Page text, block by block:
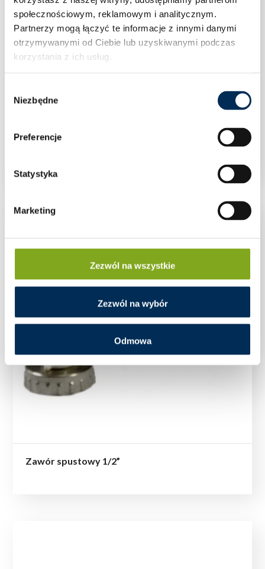
społecznościowym, reklamowym i analitycznym.
Partnerzy mogą łączyć te informacje z innymi danymi
otrzymywanymi od Ciebie lub uzyskiwanymi podczas
korzystania z ich usług.
zgody
Niezbędne
Preferencje
Statystyka
Marketing
Zezwól na wszystkie
Zezwól na wybór
Odmowa
Zawór kulowy prosty woda 1/2″ półśrubunek
motylek PN30
Zawór spustowy 1/2”